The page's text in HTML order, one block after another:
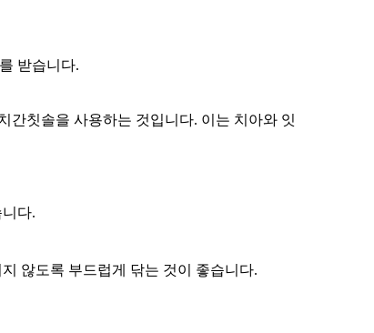
받습니다.
간칫솔을 사용하는 것입니다. 이는 치아와 잇
다.
않도록 부드럽게 닦는 것이 좋습니다.